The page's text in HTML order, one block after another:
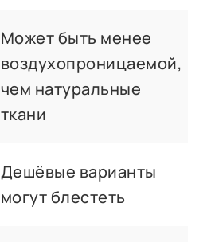
Может быть менее
воздухопроницаемой,
чем натуральные
ткани
Дешёвые варианты
могут блестеть